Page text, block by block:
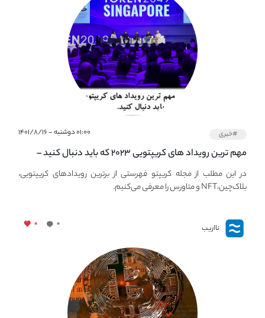
#خبری ۰۱:۰۰ دوشنبه - ۱۴۰۱/۸/۱۶
مهم ترین رویداد های کریپتویی ۲۰۲۳ که باید دنبال کنید –
معرفی بهترین رویداد های جهانی
در این مطلب از مجله کریپتو فهرستی از برترین رویدادهای کریپتویی،
بلاک‌چین،NFT و متاورس را معرفی می‌کنیم.
نااریب ۰ ۰